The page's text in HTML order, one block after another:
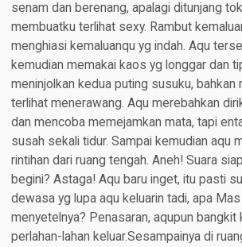
senam dan berenang, apalagi ditunjang
membuatku terlihat sexy. Rambut
menghiasi kemaluanqu yg indah. Aqu
kemudian memakai kaos yg longgar dan
meninjolkan kedua puting susuku, bahkan
terlihat menerawang. Aqu merebahkan
dan mencoba memejamkan mata, tapi
susah sekali tidur. Sampai kemudian aqu
rintihan dari ruang tengah. Aneh! Suara
begini? Astaga! Aqu baru inget, itu pasti
dewasa yg lupa aqu keluarin tadi, apa
menyetelnya? Penasaran, aqupun bangkit
perlahan-lahan keluar.Sesampainya di